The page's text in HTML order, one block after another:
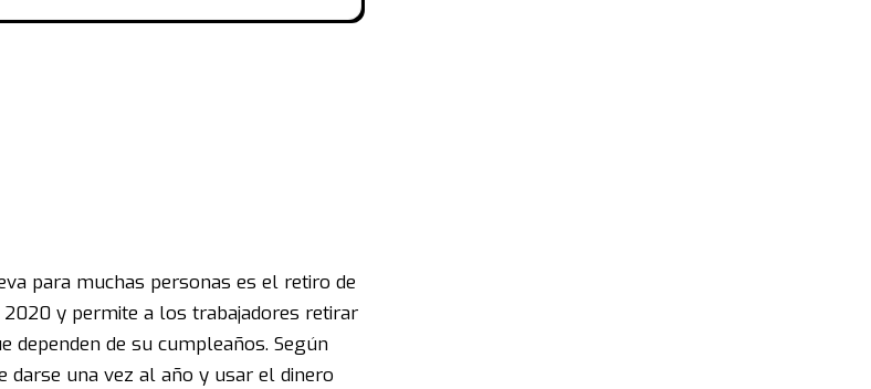
para muchas personas es el retiro de
y permite a los trabajadores retirar
dependen de su cumpleaños. Según
darse una vez al año y usar el dinero